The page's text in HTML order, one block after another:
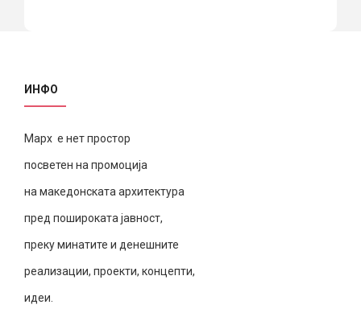
ИНФО
Марх е нет простор
посветен на промоција
на македонската архитектура
пред пошироката јавност,
преку минатите и денешните
реализации, проекти, концепти,
идеи.